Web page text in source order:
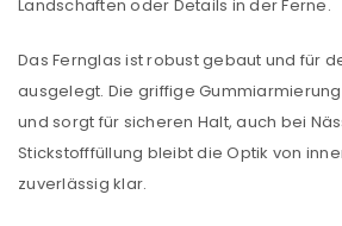
Landschaften oder Details in der Ferne.
Das Fernglas ist robust gebaut und für
ausgelegt. Die griffige
und sorgt für sicheren Halt, auch bei
Stickstofffüllung bleibt die Optik von
zuverlässig klar.